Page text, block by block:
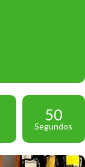
49
Segundos